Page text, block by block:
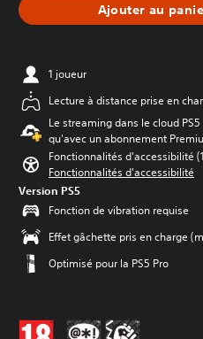
Ajouter au
1 joueur
Lecture à distance prise en
Le streaming dans le cloud
qu'avec un abonnement
Fonctionnalités d'accessibilité
Fonctionnalités d'accessibilité
Version PS5
Fonction de vibration requise
Effet gâchette pris en charge
Optimisé pour la PS5 Pro